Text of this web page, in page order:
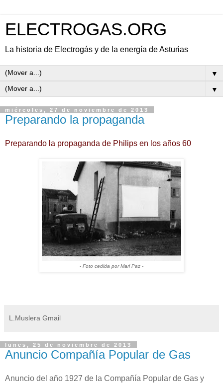
ELECTROGAS.ORG
La historia de Electrogás y de la energía de Asturias
▼
▼
miércoles, 27 de noviembre de 2013
Preparando la propaganda
Preparando la propaganda de Philips en los años 60
- Foto cedida por Mari Paz -
L.Muslera Gmail
lunes, 25 de noviembre de 2013
Anuncio Compañía Popular de Gas
Anuncio del año 1927 de la Compañía Popular de Gas y